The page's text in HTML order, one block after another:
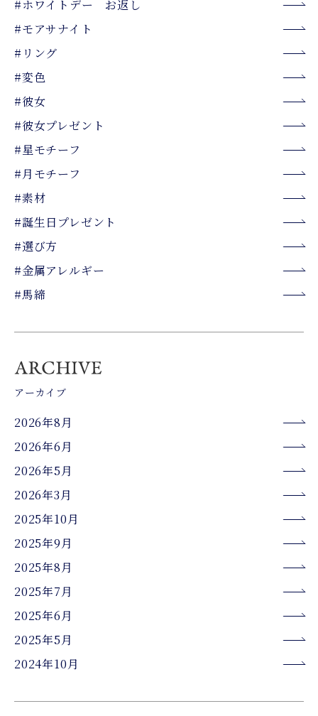
#ホワイトデー お返し
#モアサナイト
#リング
#変色
#彼女
#彼女プレゼント
#星モチーフ
#月モチーフ
#素材
#誕生日プレゼント
#選び方
#金属アレルギー
#馬締
アーカイブ
2026年8月
2026年6月
2026年5月
2026年3月
2025年10月
2025年9月
2025年8月
2025年7月
2025年6月
2025年5月
2024年10月